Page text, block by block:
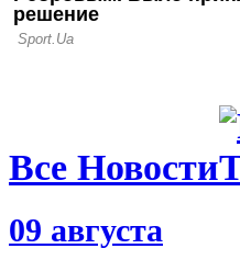
Все Новости
09 августа